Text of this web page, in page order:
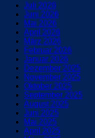
Juli 2026
Juni 2026
Mai 2026
April 2026
März 2026
Februar 2026
Januar 2026
Dezember 2025
November 2025
Oktober 2025
September 2025
August 2025
Juni 2025
Mai 2025
April 2025